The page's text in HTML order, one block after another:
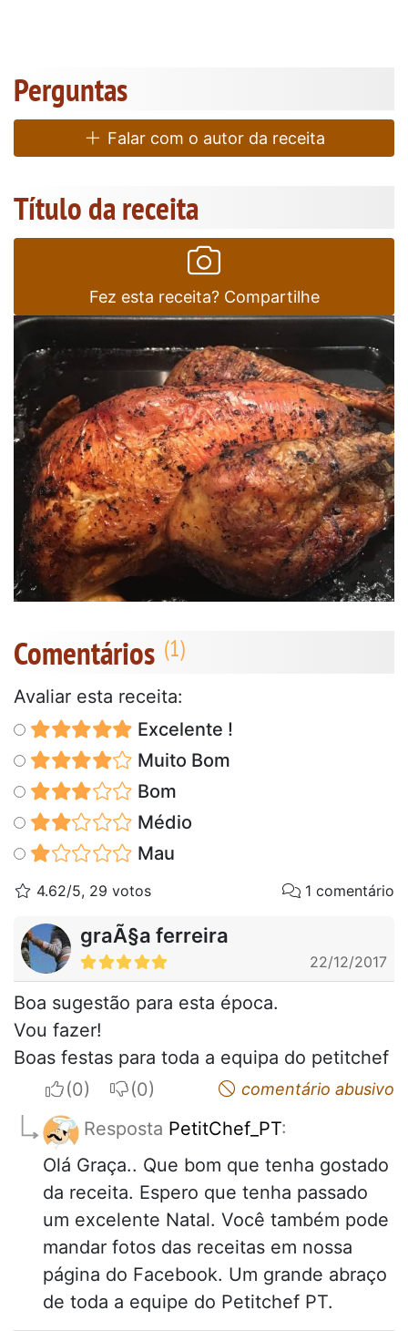
Perguntas
Falar com o autor da receita
Título da receita
Fez esta receita? Compartilhe
Comentários
Avaliar esta receita:
Excelente !
Muito Bom
Bom
Médio
Mau
4.62/5, 29 votos 1 comentário
graÃ§a ferreira
22/12/2017
Boa sugestão para esta época.
Vou fazer!
Boas festas para toda a equipa do petitchef
I apreciateI do not appreciatecomentário abusivo
Resposta PetitChef_PT:
Olá Graça.. Que bom que tenha gostado
da receita. Espero que tenha passado
um excelente Natal. Você também pode
mandar fotos das receitas em nossa
página do Facebook. Um grande abraço
de toda a equipe do Petitchef PT.